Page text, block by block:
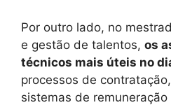
Por outro lado, no
e gestão de talentos, os
técnicos mais úteis no
processos de
sistemas de